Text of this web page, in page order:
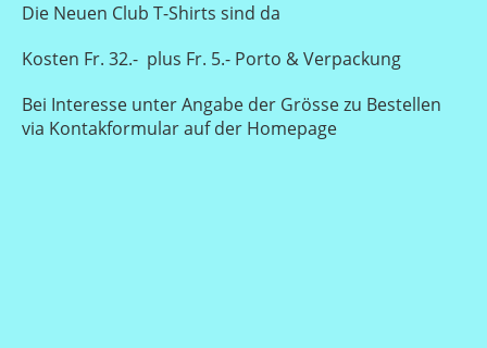
Die Neuen Club T-Shirts sind da
Kosten Fr. 32.- plus Fr. 5.- Porto & Verpackung
Bei Interesse unter Angabe der Grösse zu Bestellen
via Kontakformular auf der Homepage